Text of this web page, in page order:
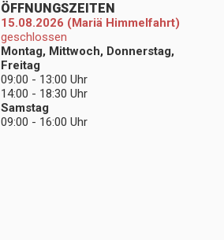
ÖFFNUNGSZEITEN
15.08.2026 (Mariä Himmelfahrt)
geschlossen
Montag, Mittwoch, Donnerstag,
Freitag
09:00 - 13:00 Uhr
14:00 - 18:30 Uhr
Samstag
09:00 - 16:00 Uhr